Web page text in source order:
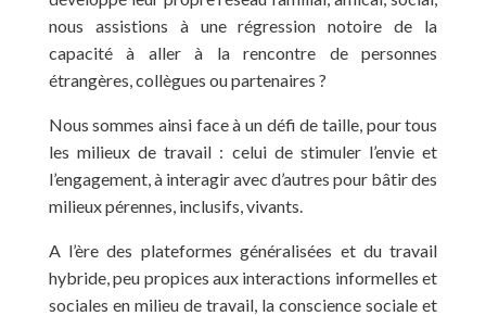
nous assistions à une régression notoire de la
capacité à aller à la rencontre de personnes
étrangères, collègues ou partenaires ?
Nous sommes ainsi face à un défi de taille, pour tous
les milieux de travail : celui de stimuler l’envie et
l’engagement, à interagir avec d’autres pour bâtir des
milieux pérennes, inclusifs, vivants.
A l’ère des plateformes généralisées et du travail
hybride, peu propices aux interactions informelles et
sociales en milieu de travail, la conscience sociale et